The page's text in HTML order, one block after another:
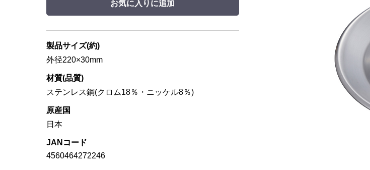
お気に入りに追加
製品サイズ(約)
外径220×30mm
材質(品質)
ステンレス鋼(クロム18％・ニッケル8％)
原産国
日本
JANコード
4560464272246